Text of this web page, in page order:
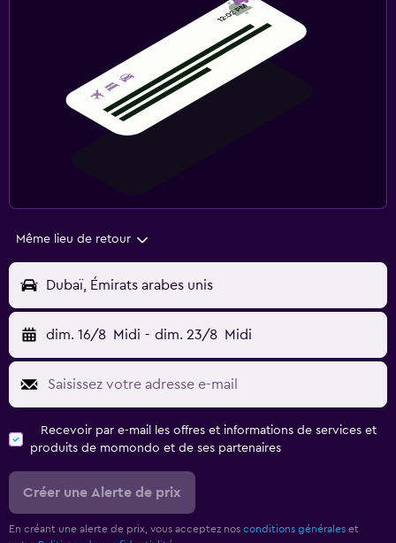
Même lieu de retour
Dubaï, Émirats arabes unis
dim. 16/8 Midi - dim. 23/8 Midi
Recevoir par e-mail les offres et informations de services et
produits de momondo et de ses partenaires
Créer une Alerte de prix
En créant une alerte de prix, vous acceptez nos conditions générales et